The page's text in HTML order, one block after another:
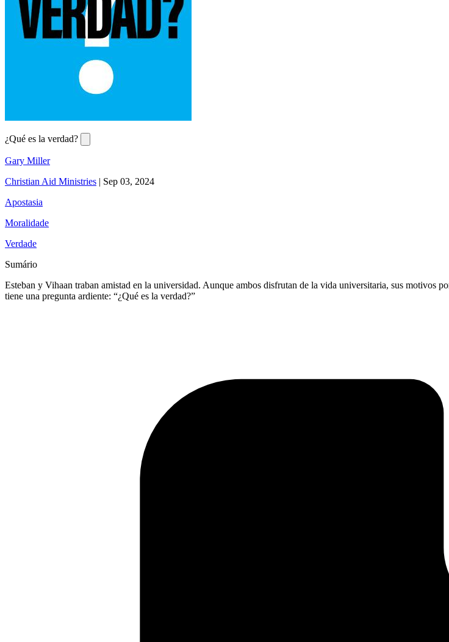
¿Qué es la verdad?
Gary Miller
Christian Aid Ministries | Sep 03, 2024
Apostasia
Moralidade
Verdade
Sumário
Esteban y Vihaan traban amistad en la universidad. Aunque ambos disfrutan de la vida universitaria, sus motivos
tiene una pregunta ardiente: “¿Qué es la verdad?”